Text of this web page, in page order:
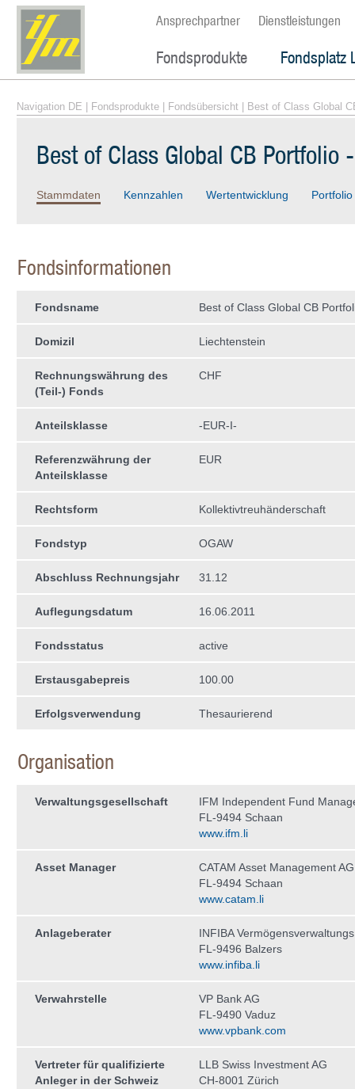
Ansprechpartner Dienstleistungen
Fondsprodukte Fondsplatz
Navigation DE Fondsprodukte Fondsübersicht | Best of Class Global
Best of Class Global CB Portfolio
Stammdaten Kennzahlen Wertentwicklung Portfolio
Fondsinformationen
Fondsname Best of Class Global CB
Domizil Liechtenstein
Rechnungswährung des
(Teil-) Fonds
CHF
Anteilsklasse -EUR-I-
Referenzwährung der
Anteilsklasse
EUR
Rechtsform Kollektivtreuhän­derschaft
Fondstyp OGAW
Abschluss Rechnungsjahr 31.12
Auflegungsdatum 16.06.2011
Fondsstatus active
Erstausgabepreis 100.00
Erfolgsverwendung Thesaurierend
Organisation
Verwaltungs­gesellschaft
IFM Independent Fund
FL-9494 Schaan
www.ifm.li
Asset Manager
CATAM Asset Management AG
FL-9494 Schaan
www.catam.li
Anlageberater
INFIBA
FL-9496 Balzers
www.infiba.li
Verwahrstelle
VP Bank AG
FL-9490 Vaduz
www.vpbank.com
Vertreter für qualifizierte
Anleger in der Schweiz
LLB Swiss Investment AG
CH-8001 Zürich